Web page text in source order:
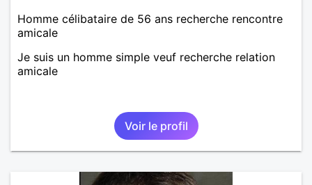
Homme célibataire de 56 ans recherche rencontre
amicale
Je suis un homme simple veuf recherche relation
amicale
Voir le profil